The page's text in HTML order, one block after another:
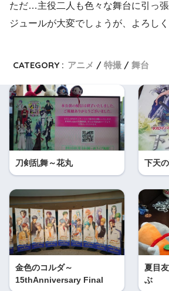
ただ…主役二人も色々な舞台に引っ
ジュールが大変でしょうが、よろしく
CATEGORY : アニメ 特撮 舞台
刀剣乱舞～花丸 下天
金色のコルダ～
15thAnniversary Final
夏目
ぶ